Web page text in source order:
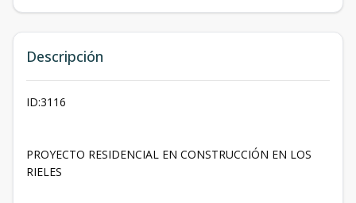
Descripción
ID:3116
PROYECTO RESIDENCIAL EN CONSTRUCCIÓN EN LOS
RIELES